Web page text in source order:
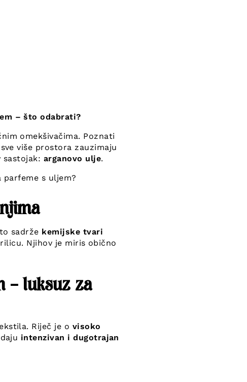
– što odabrati?
omekšivačima. Poznati
više prostora zauzimaju
sastojak: arganovo ulje.
s uljem?
sadrže kemijske tvari
Njihov je miris obično
– luksuz za
Riječ je o visoko
intenzivan i dugotrajan